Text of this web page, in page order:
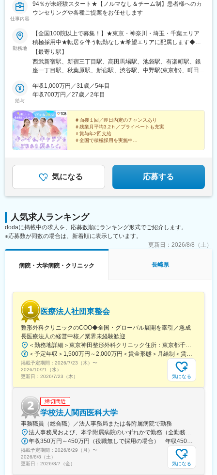
仕事内容
94％が未経験スタート★【ノルマなし＆チーム制】患者様へのカ
ウンセリングや各種ご提案をお任せします
勤務地
【全国100院以上で募集！】★東京・神奈川・埼玉・千葉エリア
積極採用中★転居を伴う転勤なし★希望エリアに配属します◆ク
リニック一覧＜全国100院以上展開＞【北海道・東北】旭川駅前
院、青森院、盛岡院、秋田院、山形院、仙台駅前院、福島院、郡
山院 など【関東】新宿東口院、池袋駅前院、品川院、秋葉原
横浜院、大宮東口院、水戸院、つくば院、宇都宮院、高崎院、前
橋院 など【中部】名古屋駅前院 、名古屋栄院、金山院、岐阜
院、長野院、松本院、山梨甲府駅前院 など【近畿】梅田大阪駅
前院、大阪阪急梅田駅前院、枚方院、天王寺院、堺院、なんば
院、心斎橋院、京都駅前院、奈良院、和歌山院、四日市院 など
【中四国】広島院、福山院、松山院、高松院、高知院、徳島院、
松江院、周南徳山駅ビル院 など【九州・沖縄】小倉院、佐賀
煙対策】屋内原則禁煙
【最寄り駅】
西武新宿駅、新宿三丁目駅、高田馬場駅、池袋駅、有楽町駅、銀
座一丁目駅、秋葉原駅、新宿駅、渋谷駅、中野駅(東京都)、町田
浜駅、横浜駅、川崎駅、藤沢駅、本厚木駅、大宮駅(埼玉県)、川口
駅、川越駅、南越谷駅、宇都宮駅、水戸駅、つくば駅、千葉駅、
駅、さっぽろ駅、あおば通駅、福島駅(福島県)、郡山駅(福島県)、
青森駅、盛岡駅、山形駅、秋田駅、矢場町駅、近鉄名古屋駅、金
山駅(愛知県)、豊田市駅、駅前大通駅、名鉄岐阜駅、静岡駅、新浜
松駅、三島広小路駅、長野駅、松本駅、北鉄金沢駅、新潟駅、近
鉄四日市駅、電鉄富山駅、福井駅、甲府駅、東梅田駅、大阪難波
前駅、西梅田駅、心斎橋駅、京都駅、烏丸駅、三ノ宮駅、姫路
駅、近鉄奈良駅、和歌山駅、草津駅(滋賀県)、徳山駅、立町駅、福
院下駅、東池袋駅、日比谷駅、銀座駅、岩本町駅、立川駅、京王
八王子駅、高輪台駅、奥沢駅、神奈川駅、平沼橋駅、京急川崎
駅、石上駅、新越谷駅、宇都宮駅東口駅、新千葉駅、栄町駅(千葉
県)、船橋駅、札幌駅、仙台駅(地下鉄)、曽根田駅、栄駅(愛知県)、
浜松駅、三島田町駅、市役所前駅(長野県)、金沢駅、あすなろう四
(阪神線)、なんば駅(地下鉄)、高槻駅、梅田駅(地下鉄)、宮之阪
島県)、高松築港駅、高知橋駅、眉山ロープウェイ山麓駅、天神
駅、小倉駅(福岡県)、東比恵駅、鹿児島中央駅、水道町駅、五島町
駅、旭橋駅、西早稲田駅、末広町駅(東京都)、立川南駅、高輪ゲー
トウェイ駅、九品仏駅、新高島駅、東宿郷駅、葭川公園駅、大神
宮下駅、大通駅、仙台駅、栄町駅(愛知県)、国際センター駅、日吉
町駅、第一通り駅、三島駅、七ツ屋駅、富山駅、福井城址大名町
駅、なんば駅(南海線)、大阪駅、天王寺駅、西大橋駅、五条駅(京
都市営)、京都河原町駅、神戸三宮駅(阪神)、本通駅、高松駅(香川
県)、南堀端駅、はりまや橋駅、旦過駅、高見橋駅、熊本城・市役
給与
年収1,000万円／31歳／5年目
年収700万円／27歳／2年目
＃面接１回／即日内定のチャンスあり
＃残業月平均3.2ｈ／プライベートも充実
＃賞与年2回支給
＃全国で積極採用を実施中
スよく実現できます！
気になる 応募する
人気求人ランキング
dodaに掲載中の求人を、応募数順にランキング形式でご紹介します。
※応募数が同数の場合は、新着順に表示しています。
更新日： 2026/8/8（土）
病院・大学病院・クリニック 長崎県
医療法人社団東整会
整形外科クリニックのCOO◆全国・グローバル展開を牽引／急成
長医療法人の経営中核／業界未経験歓迎
＜勤務地詳細＞東京神田整形外科クリニック住所：東京都千代田区鍛冶町2丁目8-6 メディカルプライム神田3F勤務地最寄駅：JR山手線／神田駅受動喫煙対策：屋内全面禁煙変更の範囲：会社の定める事業所
＜予定年収＞1,500万円～2,000万円＜賃金形態＞月給制＜賃金内訳＞月額（基本給）：1,200,000円～1,500,000円＜月給＞1,200,000円～1,500,000円＜昇給有無＞有＜残業手当＞有＜給与補足＞※経験やスキルを考慮して決定します。■昇給：年1回■賞与：年2回賃金はあくまでも目安の金額であり、選考を通じて上下する可能性があります。月給(月額)は固定手当を含めた表記です。
掲載予定期間： 2026/7/23（木） 〜
2026/10/21（水）
更新日： 2026/7/23（木） 気になる
締切間近
学校法人関西医科大学
事務職員（総合職）／法人事務局または各附属病院で勤務
法人事務局および、本学附属病院のいずれかで勤務（全勤務地、最寄り駅から徒歩5分以内）【関西医科大学 法人事務局】大阪府枚方市新町2丁目5-1■京阪本線 枚方市駅～徒歩5分※京阪 枚方市駅まで…・京阪 京橋駅から特急乗車14分・京阪 中書島駅から特急乗車16分【附属病院】大阪府枚方市新町2丁目3-1■京阪本線 枚方市駅～徒歩3分【総合医療センター】大阪府守口市文園町10-15■京阪本線 滝井駅～徒歩3分■地下鉄谷町線・今里筋線 太子橋今市駅～徒歩5分 ※京阪 滝井駅まで… ・京阪 京橋駅から各停乗車9分 ※谷町線 太子橋今市駅まで…・谷町線 大日駅から乗車8分・谷町線 東梅田駅から乗車13分【香里病院】大阪府寝屋川市香里本通町8-45■京阪本線 香里園駅～徒歩1分 ※京阪 香里園駅まで… ・京阪 京橋駅・樟葉駅から準急乗車15分 ・京阪中書島駅から準急乗車35分（特急乗車、枚方市駅で乗り換えると25分） ◎経験・能力など適性を考慮し配属します。 ※転居を伴う転勤なし※U・Iターン歓迎
年収350万円～450万円（役職無しで採用の場合） 年収450万円～550万円（主任級で採用の場合）
掲載予定期間： 2026/6/29（月） 〜
2026/8/8（土）
更新日： 2026/8/7（金） 気になる